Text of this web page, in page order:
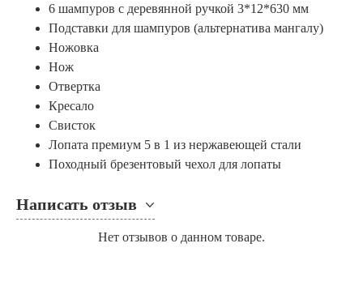
6 шампуров с деревянной ручкой 3*12*630 мм
Подставки для шампуров (альтернатива мангалу)
Ножовка
Нож
Отвертка
Кресало
Свисток
Лопата премиум 5 в 1 из нержавеющей стали
Походный брезентовый чехол для лопаты
Написать отзыв
Нет отзывов о данном товаре.